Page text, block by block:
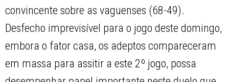
convincente sobre as vaguenses (68-49).
Desfecho imprevisível para o jogo deste domingo,
embora o fator casa, os adeptos compareceram
em massa para assitir a este 2º jogo, possa